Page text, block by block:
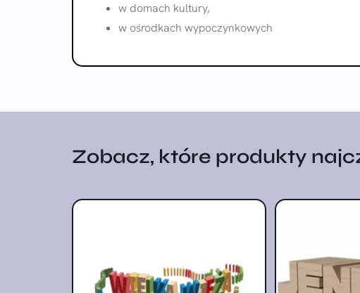
w domach kultury,
w ośrodkach wypoczynkowych
Zobacz, które produkty